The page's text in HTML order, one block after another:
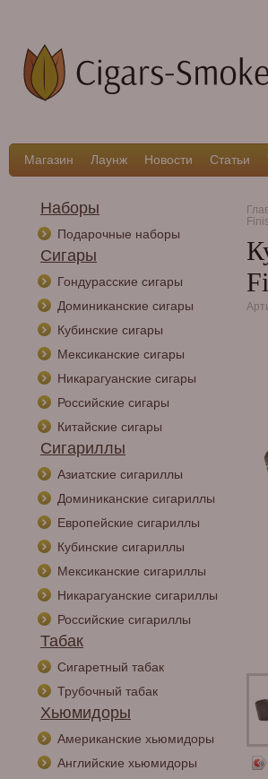
Магазин Лаунж Новости Статьи
Наборы
Подарочные наборы
Сигары
Гондурасские сигары
Доминиканские сигары
Кубинские сигары
Мексиканские сигары
Никарагуанские сигары
Российские сигары
Китайские сигары
Сигариллы
Азиатские сигариллы
Доминиканские сигариллы
Европейские сигариллы
Кубинские сигариллы
Мексиканские сигариллы
Никарагуанские сигариллы
Российские сигариллы
Табак
Сигаретный табак
Трубочный табак
Хьюмидоры
Американские хьюмидоры
Английские хьюмидоры